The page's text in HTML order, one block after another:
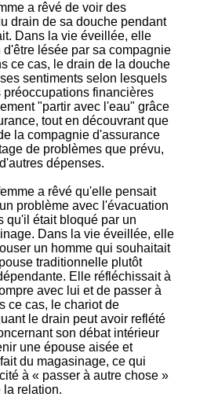
a rêvé de voir des
drain de sa douche pendant
Dans la vie éveillée, elle
lésée par sa compagnie
ce cas, le drain de la douche
sentiments selon lesquels
préoccupations financières
"partir avec l'eau" grâce
tout en découvrant que
la compagnie d'assurance
de problèmes que prévu,
dépenses.
a rêvé qu'elle pensait
problème avec l'évacuation
qu'il était bloqué par un
Dans la vie éveillée, elle
un homme qui souhaitait
traditionnelle plutôt
Elle réfléchissait à
avec lui et de passer à
ce cas, le chariot de
le drain peut avoir reflété
son débat intérieur
une épouse aisée et
du magasinage, ce qui
à « passer à autre chose »
la relation.